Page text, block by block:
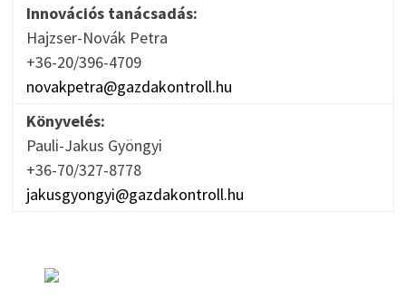
Innovációs tanácsadás:
Hajzser-Novák Petra
+36-20/396-4709
novakpetra@gazdakontroll.hu
Könyvelés:
Pauli-Jakus Gyöngyi
+36-70/327-8778
jakusgyongyi@gazdakontroll.hu